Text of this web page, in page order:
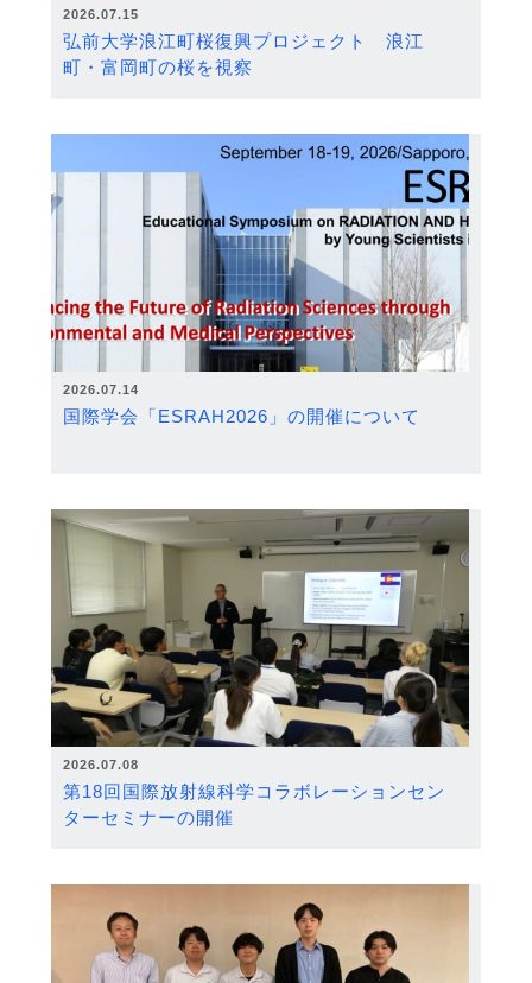
2026.07.15
弘前大学浪江町桜復興プロジェクト 浪江
町・富岡町の桜を視察
2026.07.14
国際学会「ESRAH2026」の開催について
2026.07.08
第18回国際放射線科学コラボレーションセン
ターセミナーの開催